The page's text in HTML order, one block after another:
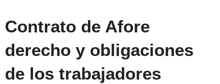
Contrato de Afore
derecho y obligaciones
de los trabajadores